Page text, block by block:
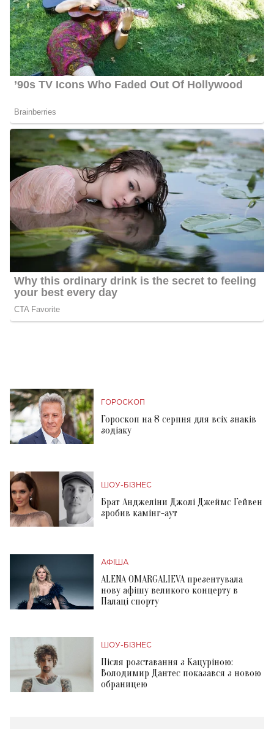
ГОРОСКОП
Гороскоп на 8 серпня для всіх знаків
зодіаку
ШОУ-БІЗНЕС
Брат Анджеліни Джолі Джеймс Гейвен
зробив камінг-аут
АФІША
ALENA OMARGALIEVA презентувала
нову афішу великого концерту в
Палаці спорту
ШОУ-БІЗНЕС
Після розставання з Кацуріною:
Володимир Дантес показався з новою
обраницею